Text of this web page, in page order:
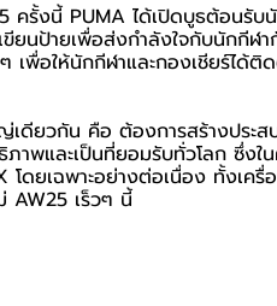
ครั้งนี้ PUMA ได้เปิดบูธต้อนรับ
ขียนป้ายเพื่อส่งกำลังใจกับนักกี
พื่อให้นักกีฬาและกองเชียร์ได้ติ
เดียวกัน คือ ต้องการสร้างประ
าพและเป็นที่ยอมรับทั่วโลก ซึ่งใ
ดยเฉพาะอย่างต่อเนื่อง ทั้งเครื่
AW25 เร็วๆ นี้